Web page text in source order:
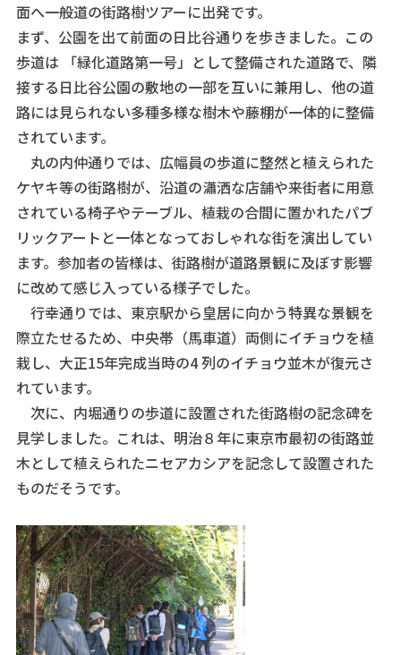
面へ一般道の街路樹ツアーに出発です。
まず、公園を出て前面の日比谷通りを歩きました。この
歩道は 「緑化道路第一号」として整備された道路で、隣
接する日比谷公園の敷地の一部を互いに兼用し、他の道
路には見られない多種多様な樹木や藤棚が一体的に整備
されています。
丸の内仲通りでは、広幅員の歩道に整然と植えられた
ケヤキ等の街路樹が、沿道の瀟洒な店舗や来街者に用意
されている椅子やテーブル、植栽の合間に置かれたパブ
リックアートと一体となっておしゃれな街を演出してい
ます。参加者の皆様は、街路樹が道路景観に及ぼす影響
に改めて感じ入っている様子でした。
行幸通りでは、東京駅から皇居に向かう特異な景観を
際立たせるため、中央帯（馬車道）両側にイチョウを植
栽し、大正15年完成当時の4 列のイチョウ並木が復元さ
れています。
次に、内堀通りの歩道に設置された街路樹の記念碑を
見学しました。これは、明治８年に東京市最初の街路並
木として植えられたニセアカシアを記念して設置された
ものだそうです。